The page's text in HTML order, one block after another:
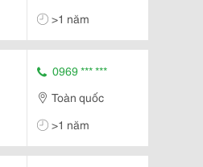
>1 năm
0969 *** ***
Toàn quốc
>1 năm